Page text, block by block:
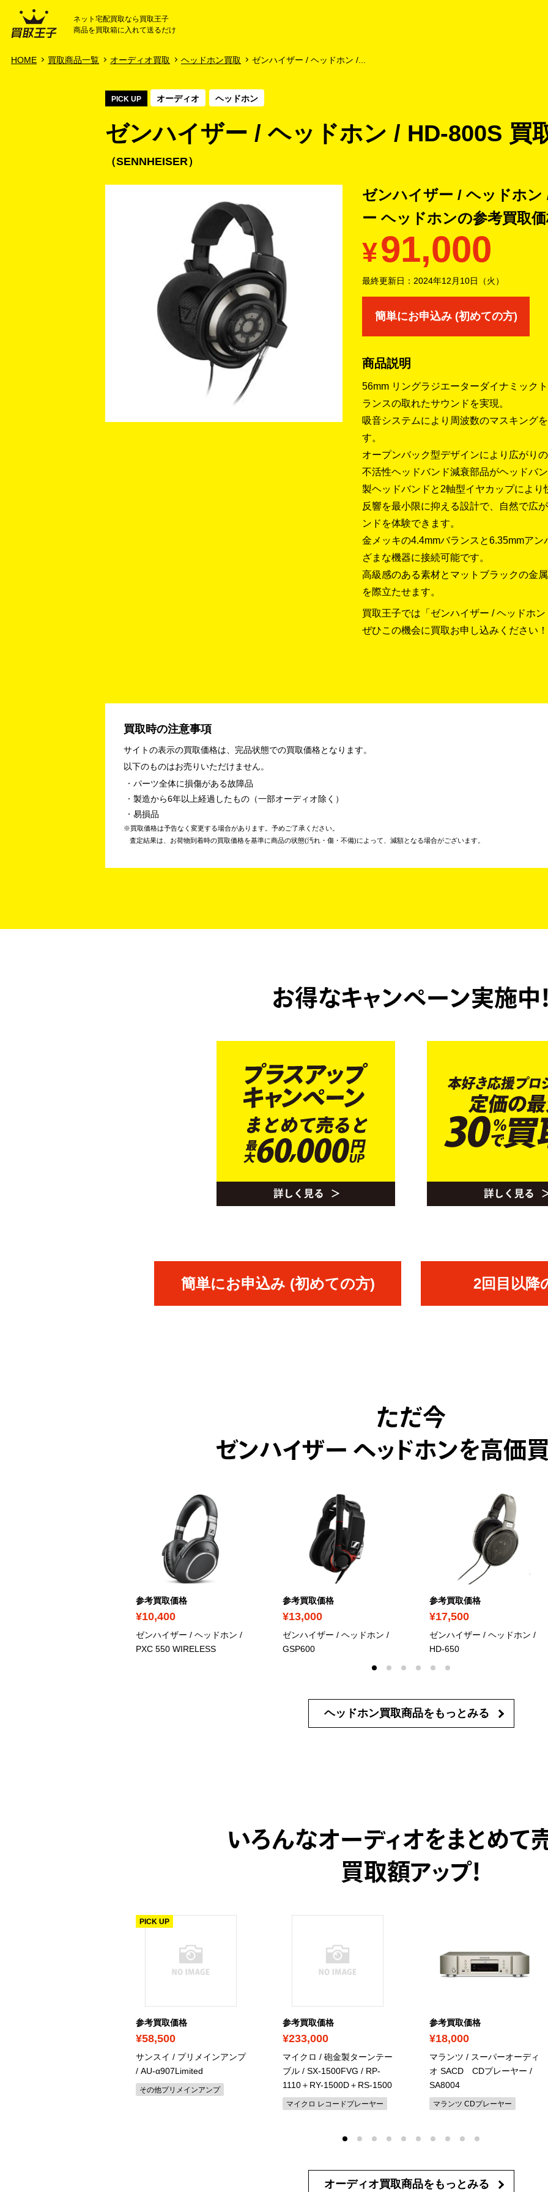
HOME
ネット宅配買取なら買取王子
商品を買取箱に入れて送るだけ
HOME 買取商品一覧 オーディオ買取 ヘッドホン買取 ゼンハイザー / ヘッドホン /...
PICK UP オーディオ ヘッドホン
ゼンハイザー / ヘッドホン / HD-800S 買
SENNHEISER
ゼンハイザー / ヘッドホ
ー ヘッドホンの参考買取
¥91,000
最終更新日： 2024年12月10日（火）
簡単にお申込み (初めての方)
商品説明
56mm リングラジエーターダイナミック
ランスの取れたサウンドを実現。
吸音システムにより周波数のマスキング
す。
オープンバック型デザインにより広がり
不活性ヘッドバンド減衰部品がヘッドバ
製ヘッドバンドと2軸型イヤカップによ
反響を最小限に抑える設計で、自然で広
ンドを体験できます。
金メッキの4.4mmバランスと6.35mmア
ざまな機器に接続可能です。
高級感のある素材とマットブラックの金
を際立たせます。
買取王子では「ゼンハイザー / ヘッドホ
ぜひこの機会に買取お申し込みください！
買取時の注意事項
サイトの表示の買取価格は、完品状態での買取価格となります。
以下のものはお売りいただけません。
パーツ全体に損傷がある故障品
製造から6年以上経過したもの（一部オーディオ除く）
易損品
買取価格は予告なく変更する場合があります。予めご了承ください。
査定結果は、お荷物到着時の買取価格を基準に商品の状態(汚れ・傷・不備)によって、減額となる場合がございます。
お得なキャンペーン実施中
簡単にお申込み (初めての方) 2回目以降
ただ今
ゼンハイザー ヘッドホンを高価
参考買取価格
¥10,400
ゼンハイザー / ヘッドホン /
PXC 550 WIRELESS
参考買取価格
¥13,000
ゼンハイザー / ヘッドホン /
GSP600
参考買取価格
¥17,500
ゼンハイザー / ヘッドホン /
HD-650
ヘッドホン買取商品を もっとみる
いろんなオーディオをまとめて
買取額アップ！
参考買取価格
¥58,500
PICK UP
サンスイ / プリメインアンプ
/ AU-α907Limited
その他プリメインアンプ
参考買取価格
¥233,000
マイクロ / 砲金製ターンテー
ブル / SX-1500FVG / RP-
1110＋RY-1500D＋RS-1500
マイクロ レコードプレーヤー
参考買取価格
¥18,000
マランツ / スーパーオーディ
オ SACD CDプレーヤー /
SA8004
マランツ CDプレーヤー
オーディオ買取商品を もっとみる